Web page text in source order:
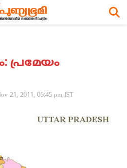
പ്രമേയം
21, 2011, 05:45 pm IST